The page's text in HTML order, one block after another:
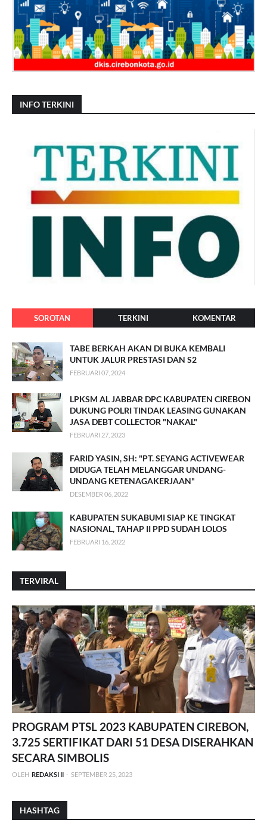
INFO TERKINI
SOROTAN TERKINI KOMENTAR
TABE BERKAH AKAN DI BUKA KEMBALI
UNTUK JALUR PRESTASI DAN S2
FEBRUARI 07, 2024
LPKSM AL JABBAR DPC KABUPATEN CIREBON
DUKUNG POLRI TINDAK LEASING GUNAKAN
JASA DEBT COLLECTOR "NAKAL"
FEBRUARI 27, 2023
FARID YASIN, SH: "PT. SEYANG ACTIVEWEAR
DIDUGA TELAH MELANGGAR UNDANG-
UNDANG KETENAGAKERJAAN"
DESEMBER 06, 2022
KABUPATEN SUKABUMI SIAP KE TINGKAT
NASIONAL, TAHAP II PPD SUDAH LOLOS
FEBRUARI 16, 2022
TERVIRAL
PROGRAM PTSL 2023 KABUPATEN CIREBON,
3.725 SERTIFIKAT DARI 51 DESA DISERAHKAN
SECARA SIMBOLIS
OLEH REDAKSI II - SEPTEMBER 25, 2023
HASHTAG